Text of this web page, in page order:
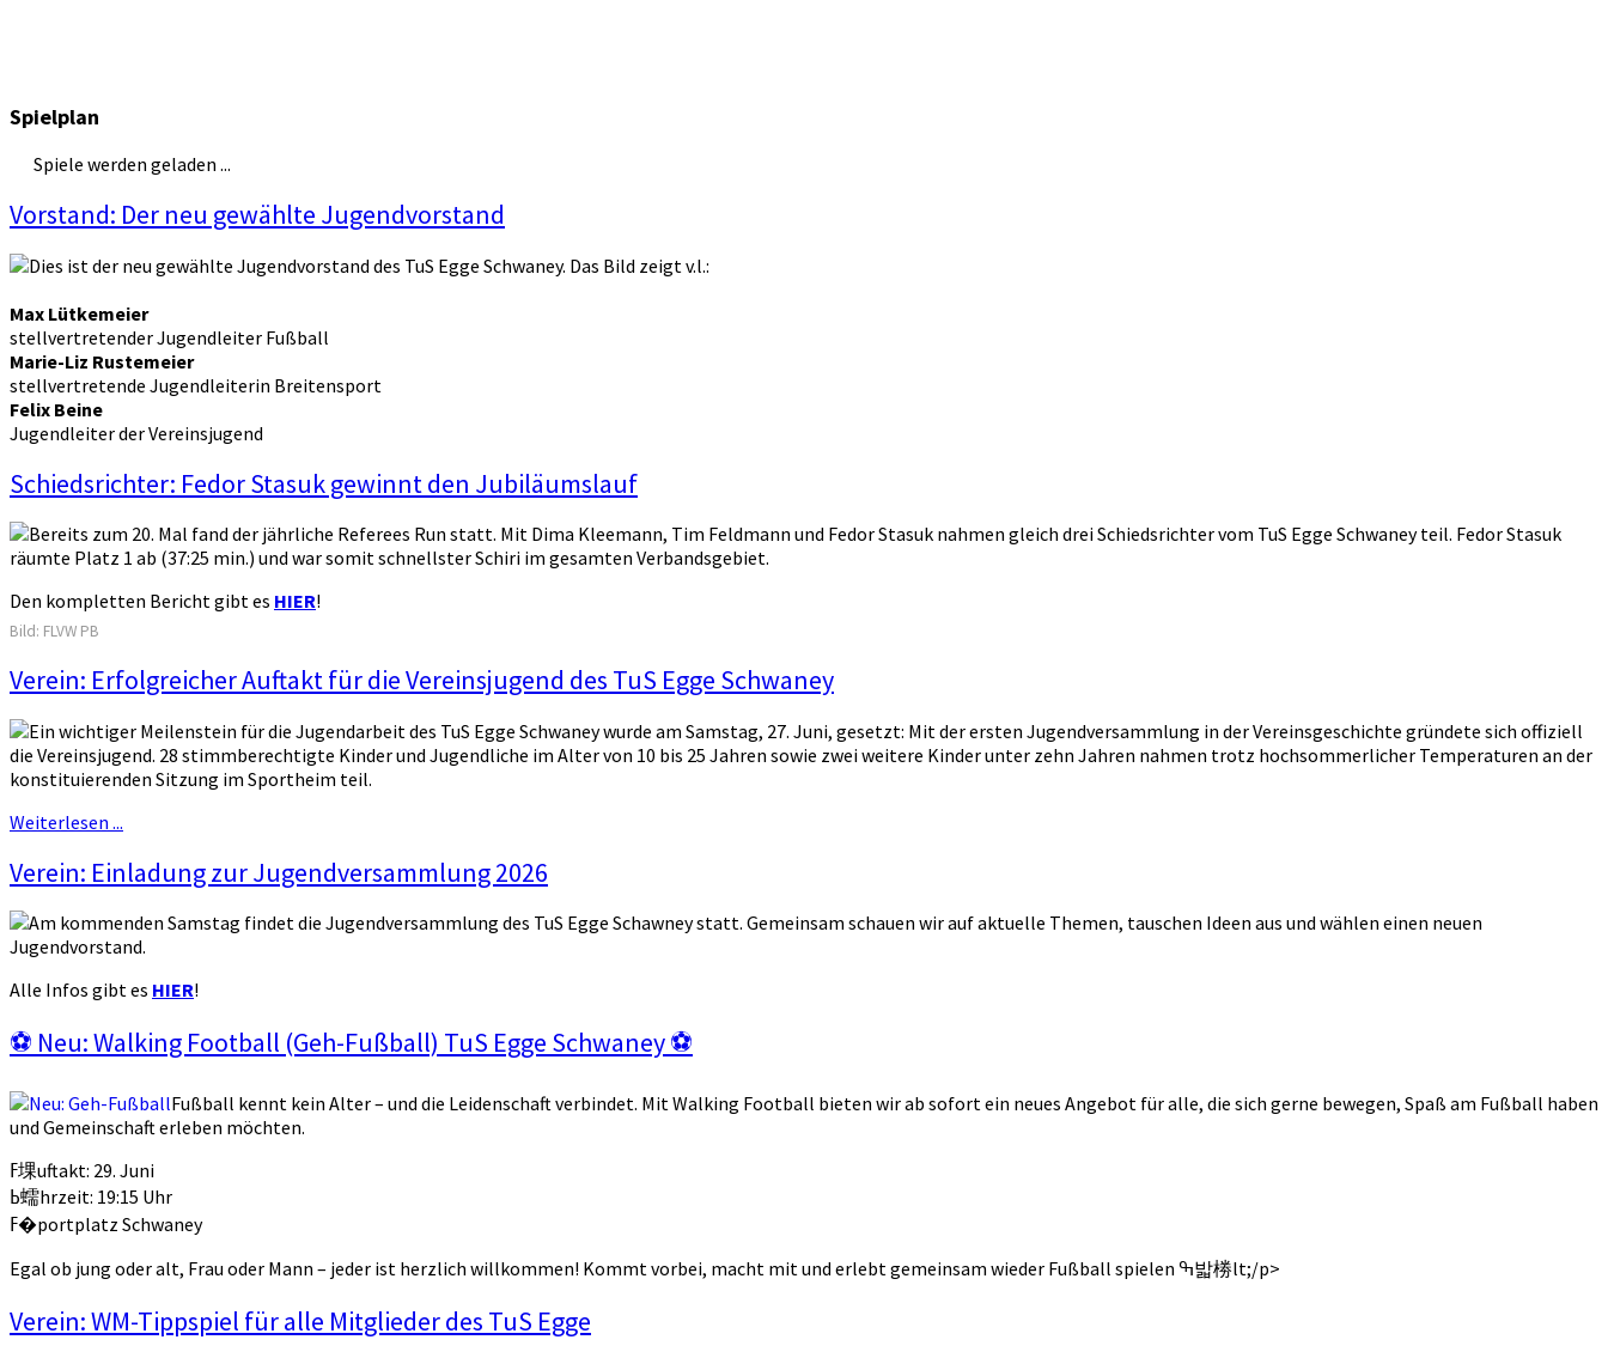
Spielplan
Spiele werden geladen ...
Vorstand: Der neu gewählte Jugendvorstand
Dies ist der neu gewählte Jugendvorstand des TuS Egge Schwaney. Das Bild zeigt v.l.:
Max Lütkemeier
stellvertretender Jugendleiter Fußball
Marie-Liz Rustemeier
stellvertretende Jugendleiterin Breitensport
Felix Beine
Jugendleiter der Vereinsjugend
Schiedsrichter: Fedor Stasuk gewinnt den Jubiläumslauf
Bereits zum 20. Mal fand der jährliche Referees Run statt. Mit Dima Kleemann, Tim Feldmann und Fedor Stasuk nahmen gleich drei Schiedsrichter vom TuS Egge Schwaney teil. Fedor Stasuk
räumte Platz 1 ab (37:25 min.) und war somit schnellster Schiri im gesamten Verbandsgebiet.
Den kompletten Bericht gibt es HIER!
Bild: FLVW PB
Verein: Erfolgreicher Auftakt für die Vereinsjugend des TuS Egge Schwaney
Ein wichtiger Meilenstein für die Jugendarbeit des TuS Egge Schwaney wurde am Samstag, 27. Juni, gesetzt: Mit der ersten Jugendversammlung in der Vereinsgeschichte gründete sich offiziell
die Vereinsjugend. 28 stimmberechtigte Kinder und Jugendliche im Alter von 10 bis 25 Jahren sowie zwei weitere Kinder unter zehn Jahren nahmen trotz hochsommerlicher Temperaturen an der
konstituierenden Sitzung im Sportheim teil.
Weiterlesen ...
Verein: Einladung zur Jugendversammlung 2026
Am kommenden Samstag findet die Jugendversammlung des TuS Egge Schawney statt. Gemeinsam schauen wir auf aktuelle Themen, tauschen Ideen aus und wählen einen neuen
Jugendvorstand.
Alle Infos gibt es HIER!
⚽ Neu: Walking Football (Geh-Fußball) TuS Egge Schwaney ⚽
Fußball kennt kein Alter – und die Leidenschaft verbindet. Mit Walking Football bieten wir ab sofort ein neues Angebot für alle, die sich gerne bewegen, Spaß am Fußball haben
und Gemeinschaft erleben möchten.
ߓ堁uftakt: 29. Juni
ߕ蠕hrzeit: 19:15 Uhr
ߓ�portplatz Schwaney
Egal ob jung oder alt, Frau oder Mann – jeder ist herzlich willkommen! Kommt vorbei, macht mit und erlebt gemeinsam wieder Fußball spielen ߒ밟椦lt;/p>
Verein: WM-Tippspiel für alle Mitglieder des TuS Egge